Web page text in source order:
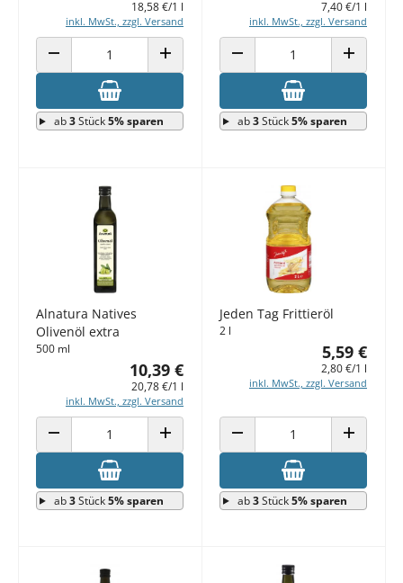
18,58 €/1 l
inkl. MwSt., zzgl. Versand
ANZAHL VERRINGERN ANZAHL ERHÖHEN
ab3Stück5% sparen
7,40 €/1 l
inkl. MwSt., zzgl. Versand
ANZAHL VERRINGERN ANZAHL
ab3Stück5% sparen
Alnatura Natives
Olivenöl extra
500 ml
10,39 €
20,78 €/1 l
inkl. MwSt., zzgl. Versand
ANZAHL VERRINGERN ANZAHL ERHÖHEN
ab3Stück5% sparen
Jeden Tag Frittieröl
2 l
5,59 €
2,80 €/1 l
inkl. MwSt., zzgl. Versand
ANZAHL VERRINGERN ANZAHL
ab3Stück5% sparen